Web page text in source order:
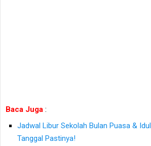
Baca Juga :
Jadwal Libur Sekolah Bulan Puasa &
Tanggal Pastinya!